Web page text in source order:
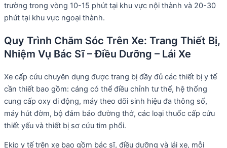
trường trong vòng 10-15 phút tại khu vực nội thành và 20-30
phút tại khu vực ngoại thành.
Quy Trình Chăm Sóc Trên Xe: Trang Thiết Bị,
Nhiệm Vụ Bác Sĩ – Điều Dưỡng – Lái Xe
Xe cấp cứu chuyên dụng được trang bị đầy đủ các thiết bị y tế
cần thiết bao gồm: cáng có thể điều chỉnh tư thế, hệ thống
cung cấp oxy di động, máy theo dõi sinh hiệu đa thông số,
máy hút đờm, bộ đảm bảo đường thở, các loại thuốc cấp cứu
thiết yếu và thiết bị sơ cứu tim phổi.
Ekip y tế trên xe bao gồm bác sĩ, điều dưỡng và lái xe, mỗi